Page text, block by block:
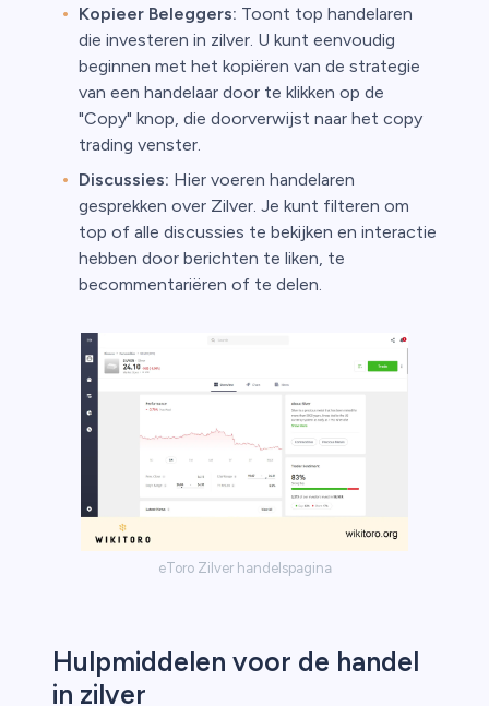
Kopieer Beleggers: Toont top handelaren
die investeren in zilver. U kunt eenvoudig
beginnen met het kopiëren van de strategie
van een handelaar door te klikken op de
"Copy" knop, die doorverwijst naar het copy
trading venster.
Discussies: Hier voeren handelaren
gesprekken over Zilver. Je kunt filteren om
top of alle discussies te bekijken en interactie
hebben door berichten te liken, te
becommentariëren of te delen.
eToro Zilver handelspagina
Hulpmiddelen voor de handel
in zilver